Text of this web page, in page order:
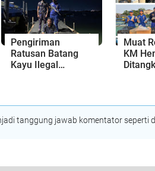
Pengiriman
Ratusan Batang
Kayu Ilegal
Muat
KM
tanggung jawab komentator seperti